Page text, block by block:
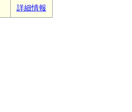
詳細情報